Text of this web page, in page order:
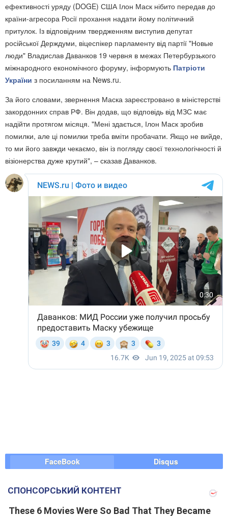
ефективності уряду (DOGE) США Ілон Маск нібито передав до
країни-агресора Росії прохання надати йому політичний
притулок. Із відповідним твердженням виступив депутат
російської Держдуми, віцеспікер парламенту від партії "Новые
люди" Владислав Даванков 19 червня в межах Петербурзького
міжнародного економічного форуму, інформують Патріоти
України з посиланням на News.ru.
За його словами, звернення Маска зареєстровано в міністерстві
закордонних справ РФ. Він додав, що відповідь від МЗС має
надійти протягом місяця. "Мені здається, Ілон Маск зробив
помилки, але ці помилки треба вміти пробачати. Якщо не вийде,
то ми його завжди чекаємо, він із погляду своєї технологічності й
візіонерства дуже крутий", – сказав Даванков.
FaceBook Disqus
СПОНСОРСЬКИЙ КОНТЕНТ
These 6 Movies Were So Bad That They Became